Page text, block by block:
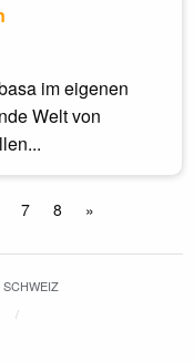
im eigenen
Welt von
7 8 »